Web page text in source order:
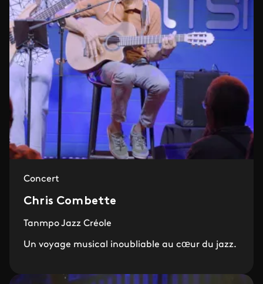
Concert
Chris Combette
Tanmpo Jazz Créole
Un voyage musical inoubliable au cœur du jazz.